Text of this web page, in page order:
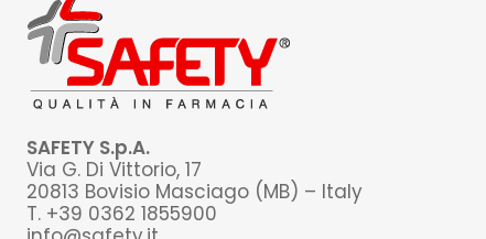
SAFETY S.p.A.
Via G. Di Vittorio, 17
20813 Bovisio Masciago (MB) – Italy
T. +39 0362 1855900